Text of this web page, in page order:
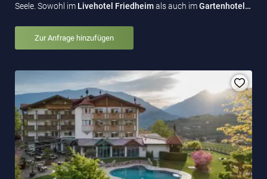
Seele. Sowohl im Livehotel Friedheimals auch imGartenhotel…
Zur Anfrage hinzufügen